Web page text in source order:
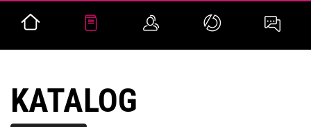
KATALOG